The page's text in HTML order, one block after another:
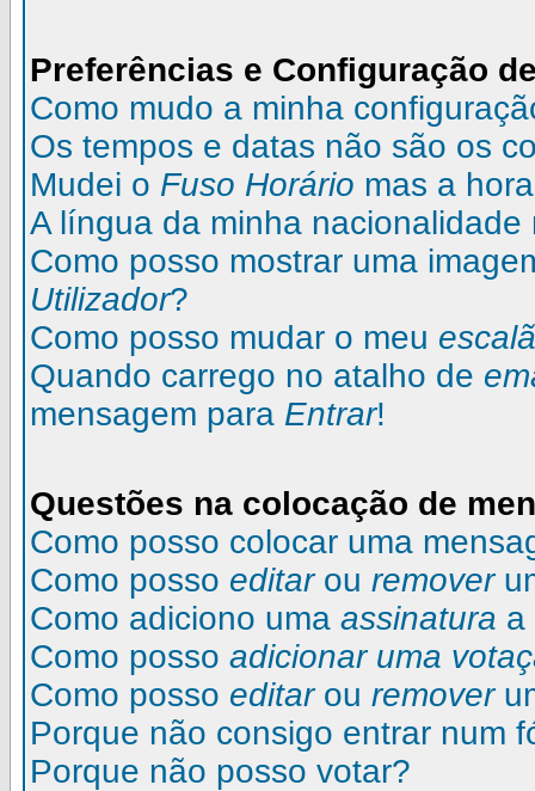
Preferências e Configuração
Como mudo a minha
Os tempos e datas não são os
Mudei o Fuso Horário mas a
A língua da minha
Como posso mostrar uma
Utilizador?
Como posso mudar o meu
Quando carrego no atalho de
mensagem para Entrar!
Questões na colocação de
Como posso colocar uma
Como posso editarou remover
Como adiciono uma assinatura a
Como posso adicionar uma
Como posso editarou remover
Porque não consigo entrar num
Porque não posso votar?